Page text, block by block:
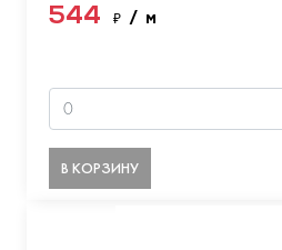
544 ₽ / м
В КОРЗИНУ